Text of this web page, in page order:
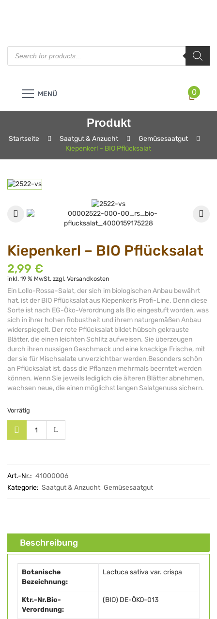
Products
search
0
MENÜ
Produkt
Startseite Saatgut & Anzucht
Gemüsesaatgut
Kiepenkerl – BIO Pflücksalat
Kiepenkerl – BIO Pflücksalat
2,99 €
inkl. 19 % MwSt. zzgl. Versandkosten
Ein Lollo-Rossa-Salat, der sich im biologischen Anbau bewährt
hat, ist der BIO Pflücksalat aus Kiepenkerls Profi-Line. Denn diese
Sorte ist nach EG-Öko-Verordnung als Bio eingestuft worden, was
sich in ihrer hohen Robustheit und ihrem naturgemäßen Anbau
widerspiegelt. Der rote Pflücksalat bildet hübsch gekrauste
Blätter, die einen leichten Schlitz aufweisen. Sie überzeugen
durch ihren nussigen Geschmack und eine knackige Frische, mit
der sie für Mischsalate unverzichtbar werden.Besonders schön
an Pflücksalat ist, dass die Pflanzen mehrmals beerntet werden
können. Wenn Sie jeweils lediglich die älteren Blätter abnehmen,
wachsen neue, die einen möglichst langen Salatgenuss sichern.
Vorrätig
Alternative:
Art.-Nr.: 41000006
Kategorie: Saatgut & Anzucht Gemüsesaatgut
Beschreibung
Botanische
Bezeichnung:
Lactuca sativa var. crispa
Ktr.-Nr.Bio-
Verordnung:
(BIO) DE-ÖKO-013